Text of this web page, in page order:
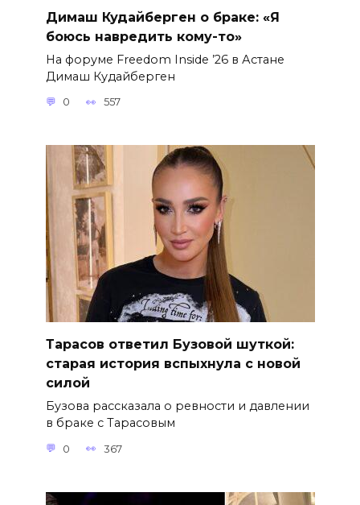
Димаш Кудайберген о браке: «Я
боюсь навредить кому-то»
На форуме Freedom Inside ’26 в Астане
Димаш Кудайберген
0 557
Тарасов ответил Бузовой шуткой:
старая история вспыхнула с новой
силой
Бузова рассказала о ревности и давлении
в браке с Тарасовым
0 367